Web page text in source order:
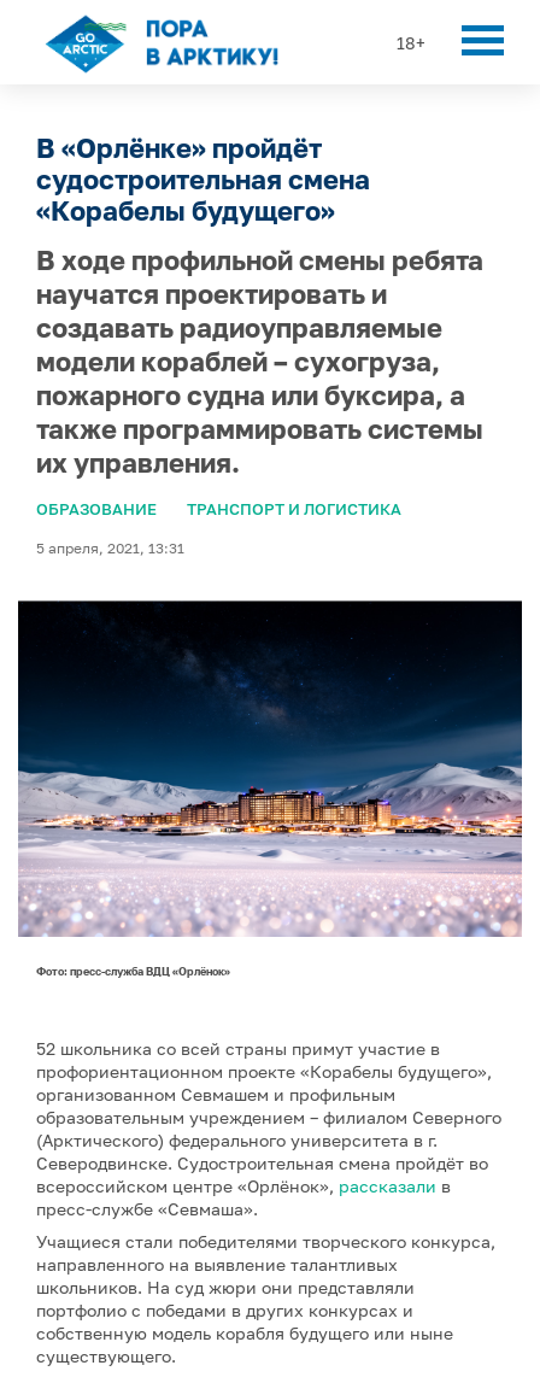
18+
В «Орлёнке» пройдёт
судостроительная смена
«Корабелы будущего»
В ходе профильной смены ребята
научатся проектировать и
создавать радиоуправляемые
модели кораблей – сухогруза,
пожарного судна или буксира, а
также программировать системы
их управления.
ОБРАЗОВАНИЕ ТРАНСПОРТ И ЛОГИСТИКА
5 апреля, 2021, 13:31
Фото: пресс-служба ВДЦ «Орлёнок»
52 школьника со всей страны примут участие в
профориентационном проекте «Корабелы будущего»,
организованном Севмашем и профильным
образовательным учреждением – филиалом Северного
(Арктического) федерального университета в г.
Северодвинске. Судостроительная смена пройдёт во
всероссийском центре «Орлёнок», рассказали в
пресс-службе «Севмаша».
Учащиеся стали победителями творческого конкурса,
направленного на выявление талантливых
школьников. На суд жюри они представляли
портфолио с победами в других конкурсах и
собственную модель корабля будущего или ныне
существующего.